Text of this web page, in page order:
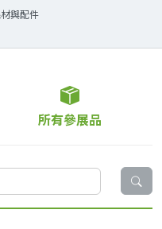
與配件
所有參展品